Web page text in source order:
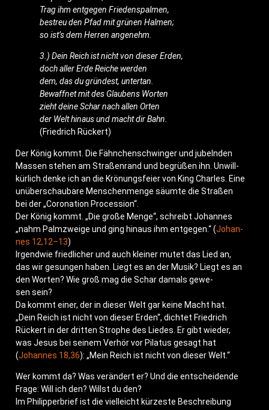
Trag ihm ent­ge­gen Friedenspalmen,
bestreu den Pfad mit grü­nen Halmen;
so ist’s dem Her­ren angenehm.
3.) Dein Reich ist nicht von die­ser Erden,
doch aller Erde Rei­che werden
dem, das du grün­dest, untertan.
Bewaff­net mit des Glau­bens Worten
zieht dei­ne Schar nach allen Orten
der Welt hin­aus und macht dir Bahn.
(Fried­rich Rückert)
Der König kommt. Die Fähn­chen­schwin­ger und jubeln­den
Mas­sen ste­hen am Stra­ßen­rand und begrü­ßen ihn. Unwill­
kür­lich den­ke ich an die Krö­nungs­fei­er von King Charles. Eine
unüber­schau­ba­re Men­schen­men­ge säum­te die Stra­ßen
bei der „Coro­na­ti­on Procession“.
Der König kommt. „Die gro­ße Men­ge“, schreibt Johan­nes
„nahm Palm­zwei­ge und ging hin­aus ihm ent­ge­gen.“ (Johan­
nes 12,12–13)
Irgend­wie fried­li­cher und auch klei­ner mutet das Lied an,
das wir gesun­gen haben. Liegt es an der Musik? Liegt es an
den Wor­ten? Wie groß mag die Schar damals gewe­
sen sein?
Da kommt einer, der in die­ser Welt gar kei­ne Macht hat.
„Dein Reich ist nicht von die­ser Erden“, dich­tet Fried­rich
Rück­ert in der drit­ten Stro­phe des Lie­des. Er gibt wie­der,
was Jesus bei sei­nem Ver­hör vor Pila­tus gesagt hat
(Johan­nes 18,36): „Mein Reich ist nicht von die­ser Welt.“
Wer kommt da? Was ver­än­dert er? Und die ent­schei­den­de
Fra­ge: Will ich den? Willst du den?
Im Phil­ip­per­brief ist die viel­leicht kür­zes­te Beschrei­bung